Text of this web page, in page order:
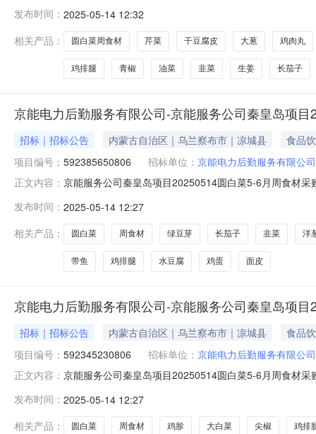
红柿----50斤8--娃娃菜----15包9--角瓜----30斤10--黄瓜--
发布时间： 2025-05-14 12:32
相关产品：
圆白菜周食材 芹菜 干豆腐皮 大葱 鸡肉丸
鸡排腿 青椒 油菜 韭菜 生姜 长茄子
京能电力后勤服务有限公司-京能服务公司秦皇岛项
招标｜招标公告 内蒙古自治区｜乌兰察布市｜凉城县
食品
项目编号： 592385650806 招标单位： 京能电力后勤服务有限公司
正文内容： 京能服务公司秦皇岛项目20250514圆白菜5-6月周食材
--30斤7--冬瓜----15斤8--黄瓜----20斤9--鸡架----20斤10
发布时间： 2025-05-14 12:27
相关产品：
圆白菜 周食材 绿豆芽 长茄子 韭菜 洋
带鱼 鸡排腿 水豆腐 鸡蛋 面皮
京能电力后勤服务有限公司-京能服务公司秦皇岛项
招标｜招标公告 内蒙古自治区｜乌兰察布市｜凉城县
食品
项目编号： 592345230806 招标单位： 京能电力后勤服务有限公司
正文内容： 京能服务公司秦皇岛项目20250514圆白菜5-6月周食材
生姜----2斤8--韭菜----20斤9--油菜----15斤10--小白菜-
发布时间： 2025-05-14 12:27
相关产品：
圆白菜 周食材 鸡胗 大白菜 尖椒 鸡排